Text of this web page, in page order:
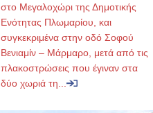
στο Μεγαλοχώρι της Δημοτικής
Ενότητας Πλωμαρίου, και
συγκεκριμένα στην οδό Σοφού
Βενιαμίν – Μάρμαρο, μετά από τις
πλακοστρώσεις που έγιναν στα
δύο χωριά τη...